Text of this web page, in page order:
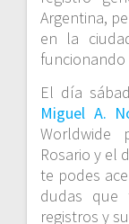
Argentina,
en la
funcionando
El día
Miguel A.
Worldwide
Rosario y el
te podes
dudas que
registros y